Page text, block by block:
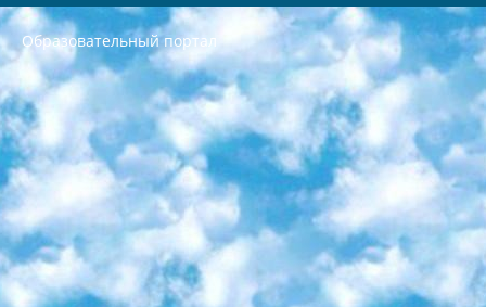
Образовательный портал
РЕСПУБЛИКА УЗБЕКИСТАН МИНИСТРЕРСТВО ДОШКОЛЬНОГО И ШКОЛЬНОГО ОБРАЗОВАНИЯ КОМАНДА в общеобразовательных учреждениях в 2023-2024 учебном году организация и проведение итоговой государственной аттестации обучающихся о Министра дошкольного и школьного образования Республики Узбекистан от 4 марта 2008 года (постановлением Минюста от 20 марта 2008 года № 1778 государственной регистрации) «Итоговое состояние учащихся общего среднего образования на основании положения об утверждении положения об аттестации общего среднего образования выпускной экзамен студентов в образовательных учреждениях в 2023-2024 учебном году В целях организации и прохождения аттестации приказываю: 1. Следующее: перечень предметов, по которым будет проводиться итоговая государственная аттестация и экзамен формы перевода согласно приложению 1; сертификаты международного образца, оценивающие уровень владения иностранными языками перечень согласно приложению 2; 2. Педагогический при специализированных образовательных учреждениях. научно-практический центр квалификации и международной оценки (Д.Давидова) 2024 г. До 25 марта: задания по предметам, по которым будет проводиться итоговая аттестация разработка и утверждение технических условий; итоговая аттестация на основании разработанного предметного задания разработка вопросов по предметам (устно и письменно), экзамен передача; общеобразовательные средние школы и специальные учебные заведения учащиеся выпускных классов школ и интернатов в агентской системе подготовка базы данных экзаменационных материалов и критериев оценки; перевод базы экзаменационных материалов на все языки обучения подать в Республиканский образовательный центр для изготовления; варианты экзаменов на основе разработанных контрольных материалов пусть будут поставлены задачи формирования. 3. Республиканский образовательный центр (Ш.Худайкулов) до 5 апреля 2024 года. до: база данных предоставленных экзаменационных материалов на все языки обучения перевод и экспертиза; для слепых, слабовидящих, глухих, слабослышащих и умственно отсталых детей учащиеся выпускных классов специализированных школ и школ-интернатов база данных экзаменационных материалов на всех преподаваемых языках подготовка критериев оценки; специализированные школы для умственно отсталых детей и технологии для учащихся выпускных классов школ-интернатов разработка соответствующих рекомендаций и критериев проведения ЕГЭ по естествознанию давать задания. 4. Педагогический при специализированных образовательных учреждениях. Научно-практический центр навыков и международной оценки (Д.Давидова), Республика образовательный центр (Худайкулов Ш.) итоговый государственный аттестационный экзамен ориентирован на творческое и логическое мышление при подготовке базы материалов учитывать введение заданий. 5. Следует отметить, что: сертификат государственного образца о знании общеобразовательного предмета и как минимум национальный уровень B1 по предметам на иностранных языках, указанным в Приложении 2. или международно признанный сертификат эквивалентного уровня студенты, изучающие определенный предмет, освобождаются от экзамена; по соответствующим предметам запланирована итоговая государственная аттестация за день до дня, путем жеребьевки Рабочей группой (в письменной форме по предметам, проводимым в форме) из числа сформированных вариантов выбрано 2 варианта; 2 выбранных варианта экзамена анонсированы на официальном сайте министерства и все выпускники по всей стране на основе этих вариантов проводит итоговую государственную аттестацию. 6. Государственное образование учащихся средних общеобразовательных учреждений. знания в соответствии с квалификационными требованиями, которые необходимо приобрести на основании стандартов итоговый (выпускной) контроль для 9 и 11 классов в целях тестирования Экзамены (далее – экзамены) состоят из предметов, перечисленных в приложении 1. будет сделано. 7. Экзамены пройдут с 26 мая по 15 июня 2024 г. (кроме науки физического воспитания). 8. Физическая для учащихся 9 классов общесредних образовательных учреждений. Экзамены по предмету «Образование, квалификация медицина» 1-6 мая 2024 года. сотрудники перевести под присмотр (с отклонениями в физическом или умственном развитии) специализированная школа для детей, школы-интернаты и со сколиозом школы-интернаты санаторного типа для больных детей исключены). 9. Он был слепым, слабовидящим и имел нарушения опорно-двигательного аппарата. экзамены в специализированных школах и интернатах для детей должны проводиться исходя из требований, предъявляемых к общеобразовательным учреждениям (физкультура кроме науки). 10. Специализированная школа для глухих и слабослышащих детей. и экзамены в интернатах и быть реализован в виде письменного теста по математике. 11. Специальность для умственно отсталых детей. Для 9 класса Родной язык и литературное письмо Государственный язык (язык обучения – узбекский). для неклассов) написано Математическое письмо Письменная/устная история Узбекистана Физическое воспитание практично Итоговый контроль Для 11 класса Написание родного языка и литературы (эссе) Математическое письмо Узбекский язык (обучение на узбекском языке) не посещающее общее среднее образование для учреждений)/Образовательное учреждение выбор письменный и устный Иностранный язык письменный/устный Письменная/устная история Узбекистана *По выбору студента:  Химия  Физика  Основы государственного права  География 10 бесплатных образовательных ресурсов - Мы составили подборку онлайн-проектов с интерактивными упражнениями, видеолекциями и статьями. Они помогут вам обрести новые и освежить старые знания бесплатно. 1. «ИНТУИТ» Старейшая образовательная площадка Рунета. Здесь вы найдёте сотни текстовых и видеокурсов на десятки различных тем — от программирования до психологии. Многие курсы подготовлены российскими университетами и крупными международными компаниями вроде Intel и Microsoft. Самостоятельное обучение бесплатное, но желающие могут оплатить услуги персональных наставников. 2. «Смартия» знакомит с актуальными профессиями и подсказывает, как им обучаться. Выбрав заинтересовавшую вас специальность — SMM-специалист, фотограф, веб-дизайнер или другую, — увидите список необходимых для неё умений. Чтобы вы могли освоить их самостоятельно, для каждого умения площадка отображает подборку ссылок на учебные материалы. Хотя «Смартия» ориентируется на русскоязычную аудиторию, часть контента всё же доступна только на английском. 3. «Лекторий Физтеха» Проект Московского физико-технического института (Физтеха). С его помощью вы можете смотреть онлайн серии лекций, записанные на видео в этом вузе. В числе доступных предметов — физика, биология, химия, информационные технологии и другие. К некоторым лекциям администрация ресурса прилагает готовые конспекты, которые можно скачивать в PDF-формате. 4. ITMOcourses Онлайн-площадка Санкт-Петербургского национального исследовательского университета информационных технологий, механики и оптики (ИТМО). Ресурс предоставляет свободный доступ к курсам, разработанным в этом вузе. Каталог материалов разбит на четыре категории: «Оптические системы и технологии», «Приборостроение и робототехника», «Информационные технологии» и «Биотехнологии». Курсы состоят из видеолекций, интерактивных демонстраций и заданий. 5. «КиберЛенинка» Электронная научная библиотека открытого доступа. Каталог площадки регулярно обрастает текстами статей из различных научных изданий. Сгруппированные по журналам и рубрикам публикации можно читать онлайн или скачивать целиком в PDF-формате. Проект нацелен на популяризацию науки за счёт открытого доступа к качественной информации. 6. «ПостНаука» На этом ресурсе публикуют подборки видеолекций, составленные экспертами из разных отраслей и объединённые общими темами. Среди них, к примеру, есть серии «Биоинформатика и геномика», «Культура средневековой Скандинавии» и Cinema Studies о теории кино. Каждая подборка лекций — логически связанная история, рассказанная экспертом от первого лица. Кроме того, на сайте появляются научно-образовательные статьи и тесты на разные темы. 7. «Newочём» Команда проекта «Newочём» отбирает самые интересные тексты из англоязычных СМИ и переводит те из них, за которые голосуют участники сообщества «ВКонтакте». По большей части это научно-популярные статьи. Редакторы придумывают лишь заголовки, в остальном содержание переводов соответствует оригиналам. Полные тексты можно читать прямо в социальной сети. 8. InternetUrok Онлайн-база материалов по основным дисциплинам школьной программы. Информация на сайте структурирована по классам, предметам и темам (урокам). Каждый урок состоит из видеолекций и конспектов. Есть также интерактивные тренажёры и тесты для закрепления пройденного материала. Даже если вы давно окончили школу, возможность повторить программу старших классов всегда может пригодиться. 9. Edutainme Ещё один ресурс об образовании. В отличие от Newtonew, как мне кажется, Edutainme больше ориентируется на представителей индустрии: педагогов, предпринимателей, разработчиков образовательных проектов. Но и любой, кто просто стремится к саморазвитию, найдёт на сайте много полезного и интересного для себя. Например, информацию о новых курсах и образовательных сервисах. 10. Newtonew Онлайн-медиа об образовании и обучении в широком смысле. Авторы Newtonew пишут об инструментах, заведениях, тактиках и стратегиях, которые помогают учить других и получать новые знания самостоятельно. На этой площадке вы найдёте новости, обзоры, аналитические мат